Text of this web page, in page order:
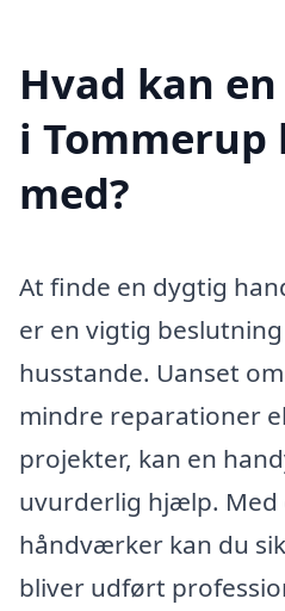
Hvad kan
i
med?
At finde en dygtig
er en vigtig
husstande. Uanset
mindre reparationer
projekter, kan en
uvurderlig hjælp. Med
håndværker kan du
bliver udført